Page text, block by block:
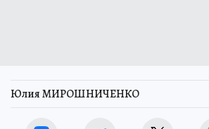
Юлия МИРОШНИЧЕНКО